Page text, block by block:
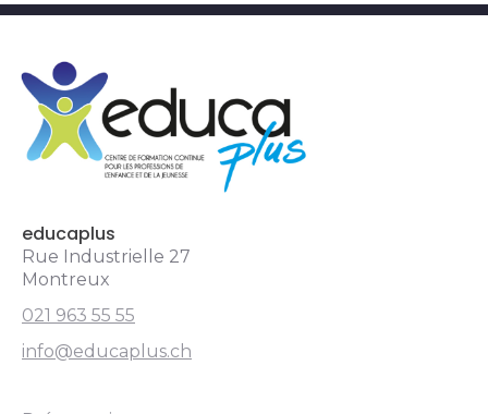
educaplus
Rue Industrielle 27
Montreux
021 963 55 55
info@educaplus.ch